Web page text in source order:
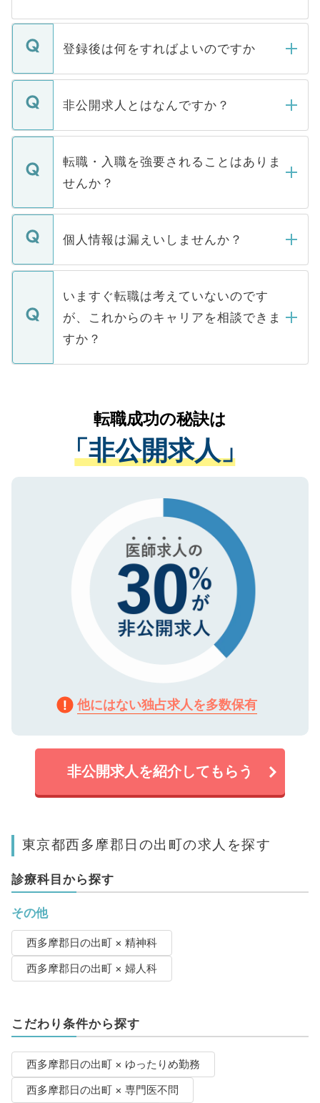
登録後は何をすればよいのですか
ご登録いただきましたら、弊社担当者がご
登録内容を確認し、その後メールもしくは
ます。通常、5営業日以内にはご連絡をせて
いただきますので、しばらくお待ちくださ
非公開求人とはなんですか？
マイナビDOCTORで取り扱っている求人の
うち約3割は、Webサイトからご覧いただ
けない「非公開求人」です。非公開求人は
下記の理由によって、一般には公開してい
ません。
■応募殺到を避けるため 人気のある医療機
関を公にしてしまうと、応募が殺到する場
に、医療機関が求める条件に合った人材の
みを人材紹介会社に依頼するケースが増え
ています。
転職・入職を強要されることはありま
せんか？
転職・入職を強要することは一切ありませ
ん。また、仮に応募先から内定をいただい
定を承諾する必要はありません。内定先へ
の辞退の連絡はキャリアパートナーが行い
個人情報は漏えいしませんか？
個人情報が漏えいすることはありませんの
で、ご安心ください。当サイトからの登録
などで収集したご登録者様の個人情報は、
ご本人のキャリアアップおよび転職活動の
支援を目的に使用いたします。お預かりし
ているすべての個人データはご本人の許可
は、個人情報の取り扱いについての厳密な
管理基準を満たした事業者のみに付与され
る、プライバシーマークを取得済みです。
で、機密保持に関してもご安心ください。
いますぐ転職は考えていないのです
が、これからのキャリアを相談できま
すか？
かがいして、現在の医療機関の状況や紹介
経験をまじえながら、適切なアドバイスを
させていただきます。すぐにご転職をされ
ない方には、長期的なサポートが可能です
ので、まずはご登録ください。
転職成功の秘訣は
「非公開求人」
他にはない独占求人を多数保有
非公開求人を紹介してもらう
東京都西多摩郡日の出町の求人を探す
診療科目から探す
その他
西多摩郡日の出町 × 精神科
西多摩郡日の出町 × 婦人科
こだわり条件から探す
西多摩郡日の出町 × ゆったりめ勤務
西多摩郡日の出町 × 専門医不問